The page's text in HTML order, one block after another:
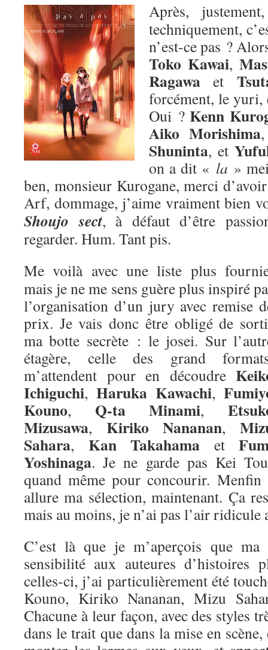
Après,
techniquement,
n’est-ce pas ?
Toko Kawai,
Ragawa et
forcément, le yuri,
Oui ?Kenn
Aiko Morishima
Shuninta, et
on a dit « la »
ben, monsieur Kurogane, merci
Arf, dommage, j’aime vraiment bien
Shoujo sect, à défaut d’être
regarder. Hum. Tant pis.
Me voilà avec une liste plus
mais je ne me sens guère plus inspiré
l’organisation d’un jury avec remise
prix. Je vais donc être obligé de
ma botte secrète : le josei. Sur
étagère, celle des grand
m’attendent pour en découdre
Ichiguchi, Haruka Kawachi,
Kouno, Q-ta Minami,
Mizusawa, Kiriko Nananan,
Sahara, Kan Takahama et
Yoshinaga. Je ne garde pas Kei
quand même pour concourir.
allure ma sélection, maintenant. Ça
mais au moins, je n’ai pas l’air ridicule
C’est là que je m’aperçois que
sensibilité aux auteures d’histoires
celles-ci, j’ai particulièrement été
Kouno, Kiriko Nananan, Mizu
Chacune à leur façon, avec des styles
dans le trait que dans la mise en